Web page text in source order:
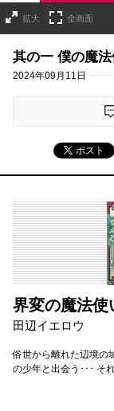
拡大 全画面
其の一 僕の魔
2024年09月11日
ポスト
界変の魔法使
田辺イエロウ
俗世から離れた辺境の
の少年と出会う･･･ そ